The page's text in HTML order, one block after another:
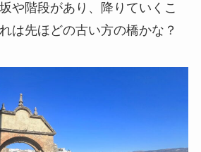
や階段があり、降りていくこ
は先ほどの古い方の橋かな？